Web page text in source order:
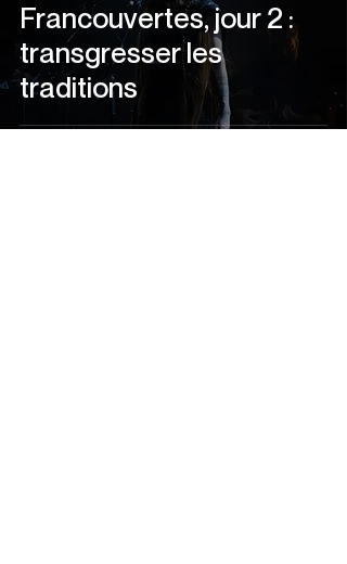
Francouvertes, jour 2 :
transgresser les
traditions